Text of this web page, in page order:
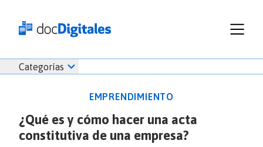
Empresas
Prueba Gratis
Iniciar Sesión
Iniciar
sesión
Línea
docDigitales
Categorías
Inicio
EMPRENDIMIENTO
¿Qué es y cómo hacer una acta
constitutiva de una empresa?